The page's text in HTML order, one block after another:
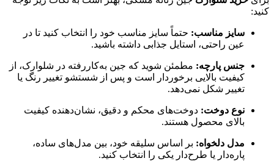
کنید:
سایز مناسب: حتماً سایز مناسب خود را انتخاب کنید تا در
عین راحتی، استایل جذابی داشته باشید.
جنس پارچه: مطمئن شوید که جین به‌کاررفته در شلوارک، از
کیفیت بالایی برخوردار است و پس از شستشو تغییر رنگ یا
تغییر شکل نمی‌دهد.
نوع دوخت: دوخت‌های محکم و دقیق، نشان‌دهنده کیفیت
بالای محصول هستند.
مدل دلخواه: بر اساس سلیقه خود، بین مدل‌های ساده،
پاره‌دار یا طرح‌دار یکی را انتخاب کنید.